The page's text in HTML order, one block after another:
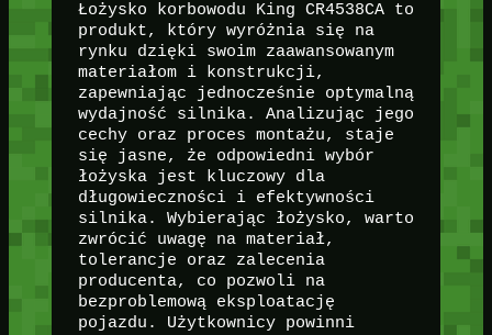
Łożysko korbowodu King CR4538CA to
produkt, który wyróżnia się na
rynku dzięki swoim zaawansowanym
materiałom i konstrukcji,
zapewniając jednocześnie optymalną
wydajność silnika. Analizując jego
cechy oraz proces montażu, staje
się jasne, że odpowiedni wybór
łożyska jest kluczowy dla
długowieczności i efektywności
silnika. Wybierając łożysko, warto
zwrócić uwagę na materiał,
tolerancje oraz zalecenia
producenta, co pozwoli na
bezproblemową eksploatację
pojazdu. Użytkownicy powinni